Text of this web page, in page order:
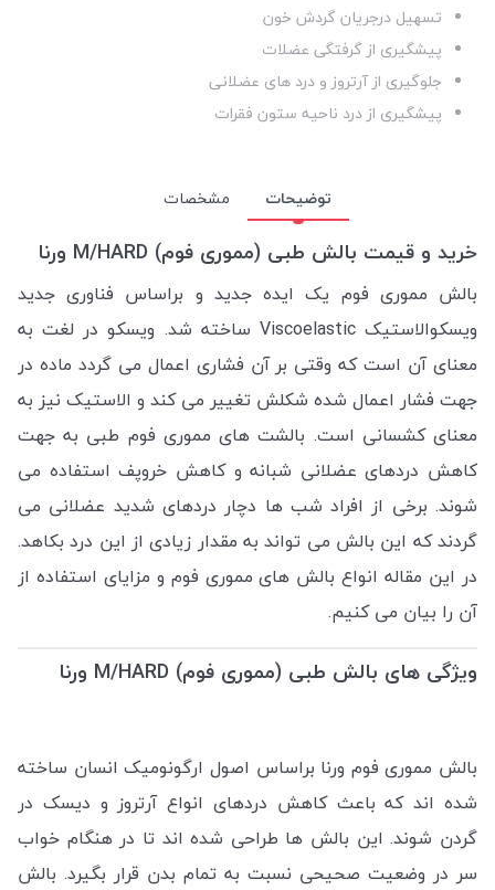
تسهیل درجریان گردش خون
پیشگیری از گرفتگی عضلات
جلوگیری از آرتروز و درد های عضلانی
پیشگیری از درد ناحیه ستون فقرات
توضیحات مشخصات
خرید و قیمت بالش طبی (مموری فوم) M/HARD ورنا
بالش مموری فوم یک ایده جدید و براساس فناوری جدید
ویسکوالاستیک Viscoelastic ساخته شد. ویسکو در لغت به
معنای آن است که وقتی بر آن فشاری اعمال می گردد ماده در
جهت فشار اعمال شده شکلش تغییر می کند و الاستیک نیز به
معنای کشسانی است. بالشت های مموری فوم طبی به جهت
کاهش دردهای عضلانی شبانه و کاهش خروپف استفاده می
شوند. برخی از افراد شب ها دچار دردهای شدید عضلانی می
گردند که این بالش می تواند به مقدار زیادی از این درد بکاهد.
در این مقاله انواع بالش های مموری فوم و مزایای استفاده از
آن را بیان می کنیم.
ویژگی های بالش طبی (مموری فوم) M/HARD ورنا
بالش مموری فوم ورنا براساس اصول ارگونومیک انسان ساخته
شده اند که باعث کاهش دردهای انواع آرتروز و دیسک در
گردن شوند. این بالش ها طراحی شده اند تا در هنگام خواب
سر در وضعیت صحیحی نسبت به تمام بدن قرار بگیرد. بالش